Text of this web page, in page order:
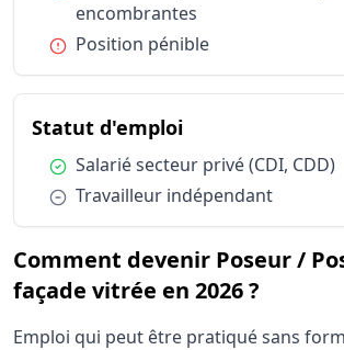
encombrantes
Condition :
Position pénible
Statut d'emploidu métier
Condition :
Salarié secteur privé (CDI, CDD)
Condition :
Travailleur indépendant
Comment devenir Poseur /
façade vitrée en 2026 ?
Emploi qui peut être pratiqué sans